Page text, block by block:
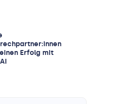
Erfolg mit